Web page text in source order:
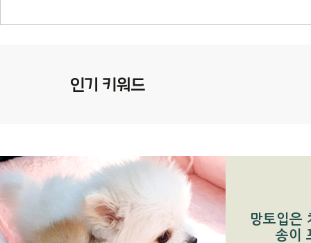
인기키워드
망토입은
송이
대전고양
가
청주점
받
킹찰
제주 요
주,우